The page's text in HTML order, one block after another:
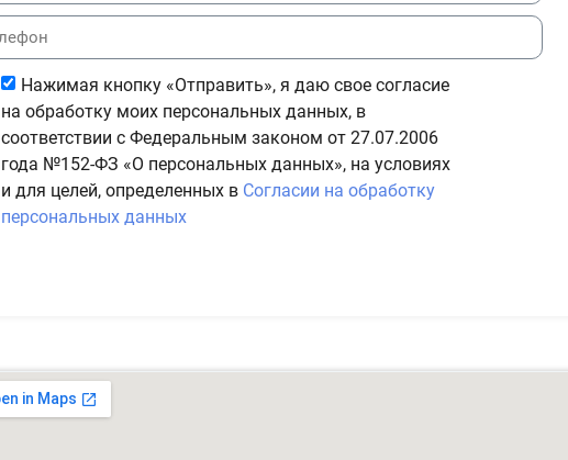
Нажимая кнопку «Отправить», я даю свое согласие
на обработку моих персональных данных, в
соответствии с Федеральным законом от 27.07.2006
года №152-ФЗ «О персональных данных», на условиях
и для целей, определенных в Согласии на обработку
персональных данных